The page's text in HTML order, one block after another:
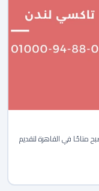
متاحًا في القاهرة لتقديم